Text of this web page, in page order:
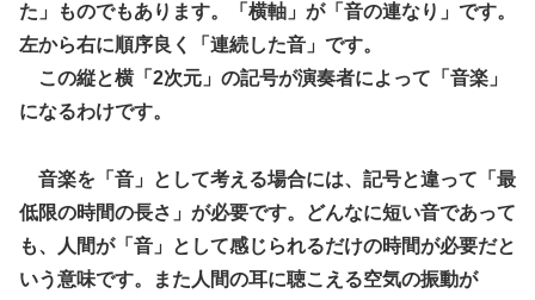
た」ものでもあります。「横軸」が「音の連なり」です。
左から右に順序良く「連続した音」です。
この縦と横「2次元」の記号が演奏者によって「音楽」
になるわけです。
音楽を「音」として考える場合には、記号と違って「最
低限の時間の長さ」が必要です。どんなに短い音であって
も、人間が「音」として感じられるだけの時間が必要だと
いう意味です。また人間の耳に聴こえる空気の振動が